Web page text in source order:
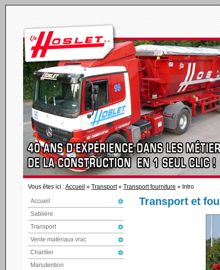
Vous êtes ici :Accueil » Transport» Transport fourniture » Intro
Accueil
Sablière
Transport
Vente matériaux vrac
Chantier
Manutention
Transport et